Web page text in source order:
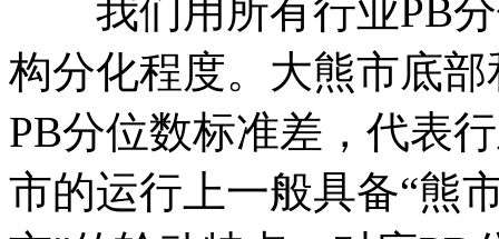
我们用所有行业PB分
构分化程度。大熊市底
PB分位数标准差，代表
市的运行上一般具备“